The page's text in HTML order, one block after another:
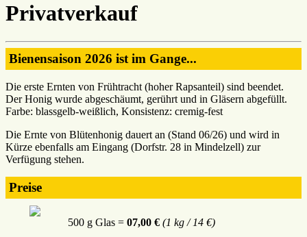
Privatverkauf
Bienensaison 2026 ist im Gange...
Die erste Ernten von Frühtracht (hoher Rapsanteil) sind beendet.
Der Honig wurde abgeschäumt, gerührt und in Gläsern abgefüllt.
Farbe: blassgelb-weißlich, Konsistenz: cremig-fest
Die Ernte von Blütenhonig dauert an (Stand 06/26) und wird in
Kürze ebenfalls am Eingang (Dorfstr. 28 in Mindelzell) zur
Verfügung stehen.
Preise
500 g Glas =07,00 € (1 kg / 14 €)